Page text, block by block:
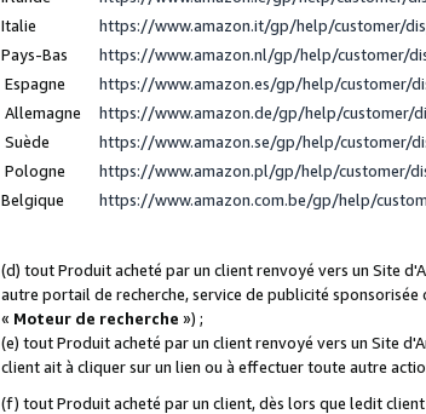
Italie
https://www.amazon.it/gp/help/customer/
Pays-Bas
https://www.amazon.nl/gp/help/customer/
Espagne
https://www.amazon.es/gp/help/customer/
Allemagne
https://www.amazon.de/gp/help/customer/
Suède
https://www.amazon.se/gp/help/customer/
Pologne
https://www.amazon.pl/gp/help/customer/
Belgique
https://www.amazon.com.be/gp/help/
(d) tout Produit acheté par un client renvoyé vers un Site
autre portail de recherche, service de publicité
« Moteur de recherche ») ;
(e) tout Produit acheté par un client renvoyé vers un Site
client ait à cliquer sur un lien ou à effectuer toute autre
(f) tout Produit acheté par un client, dès lors que ledit